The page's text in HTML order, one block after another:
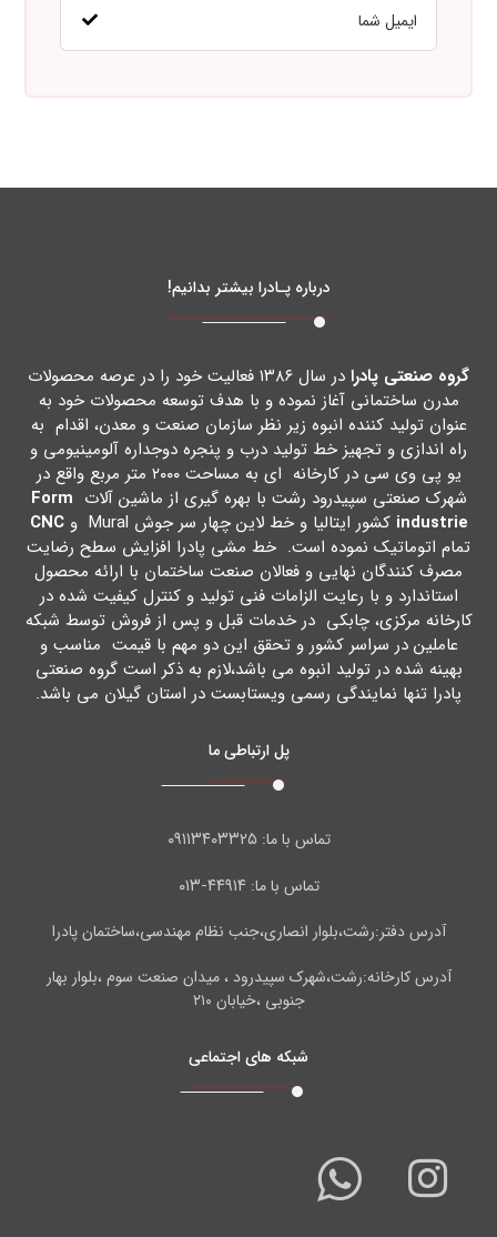
درباره پـادرا بیشتر بدانیم!
گروه صنعتی پادرا
در سال ۱۳۸۶ فعالیت خود را در عرصه محصولات
مدرن ساختمانی آغاز نموده و با هدف توسعه محصولات خود به
عنوان تولید کننده انبوه زیر نظر سازمان صنعت و معدن، اقدام به
راه اندازي و تجهیز خط تولید درب و پنجره دوجداره آلومینیومی و
یو پی وي سی در کارخانه اي به مساحت ۲۰۰۰ متر مربع واقع در
شهرك صنعتی سپیدرود رشت با بهره گیري از ماشین آلات Form
industrie کشور ایتالیا و خط لاین چهار سر جوش Mural و
CNC
تمام اتوماتیک نموده است. خط مشی پادرا افزایش سطح رضایت
مصرف کنندگان نهایی و فعالان صنعت ساختمان با ارائه محصول
استاندارد و با رعایت الزامات فنی تولید و کنترل کیفیت شده در
کارخانه مرکزي، چابکی در خدمات قبل و پس از فروش توسط شبکه
عاملین در سراسر کشور و تحقق این دو مهم با قیمت مناسب و
بهینه شده در تولید انبوه می باشد،لازم به ذکر است گروه صنعتی
پادرا تنها نمایندگی رسمی ویستابست در استان گیلان می باشد.
پل ارتباطی ما
تماس با ما:۰۹۱۱۳۴۰۳۳۲۵
تماس با ما: ۴۴۹۱۴-۰۱۳
آدرس دفتر:رشت،بلوار انصاری،جنب نظام مهندسی،ساختمان پادرا
آدرس کارخانه:رشت،شهرک سپیدرود ، میدان صنعت سوم ،بلوار بهار
جنوبی ،خیابان ۲۱۰
شبکه های اجتماعی